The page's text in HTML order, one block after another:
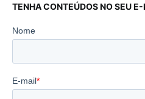
TENHA CONTEÚDOS NO SEU